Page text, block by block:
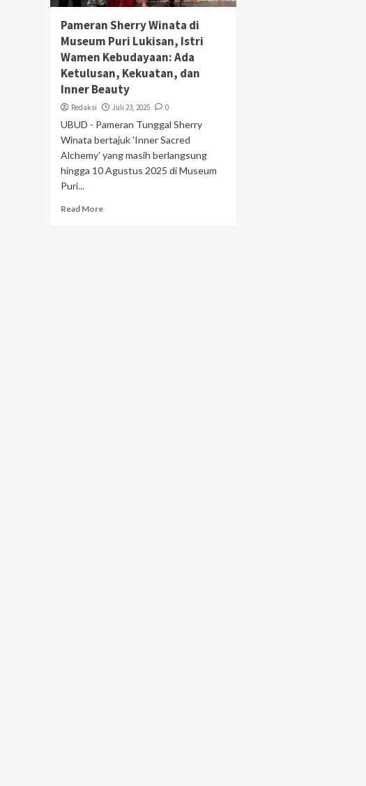
Pameran Sherry Winata di
Museum Puri Lukisan, Istri
Wamen Kebudayaan: Ada
Ketulusan, Kekuatan, dan
Inner Beauty
Redaksi Juli 23, 2025 0
UBUD - Pameran Tunggal Sherry
Winata bertajuk 'Inner Sacred
Alchemy' yang masih berlangsung
hingga 10 Agustus 2025 di Museum
Puri...
Read More